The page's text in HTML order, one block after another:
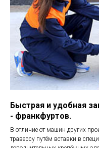
Быстрая и удобная
- франкфуртов.
В отличие от машин других
траверсу путём вставки в